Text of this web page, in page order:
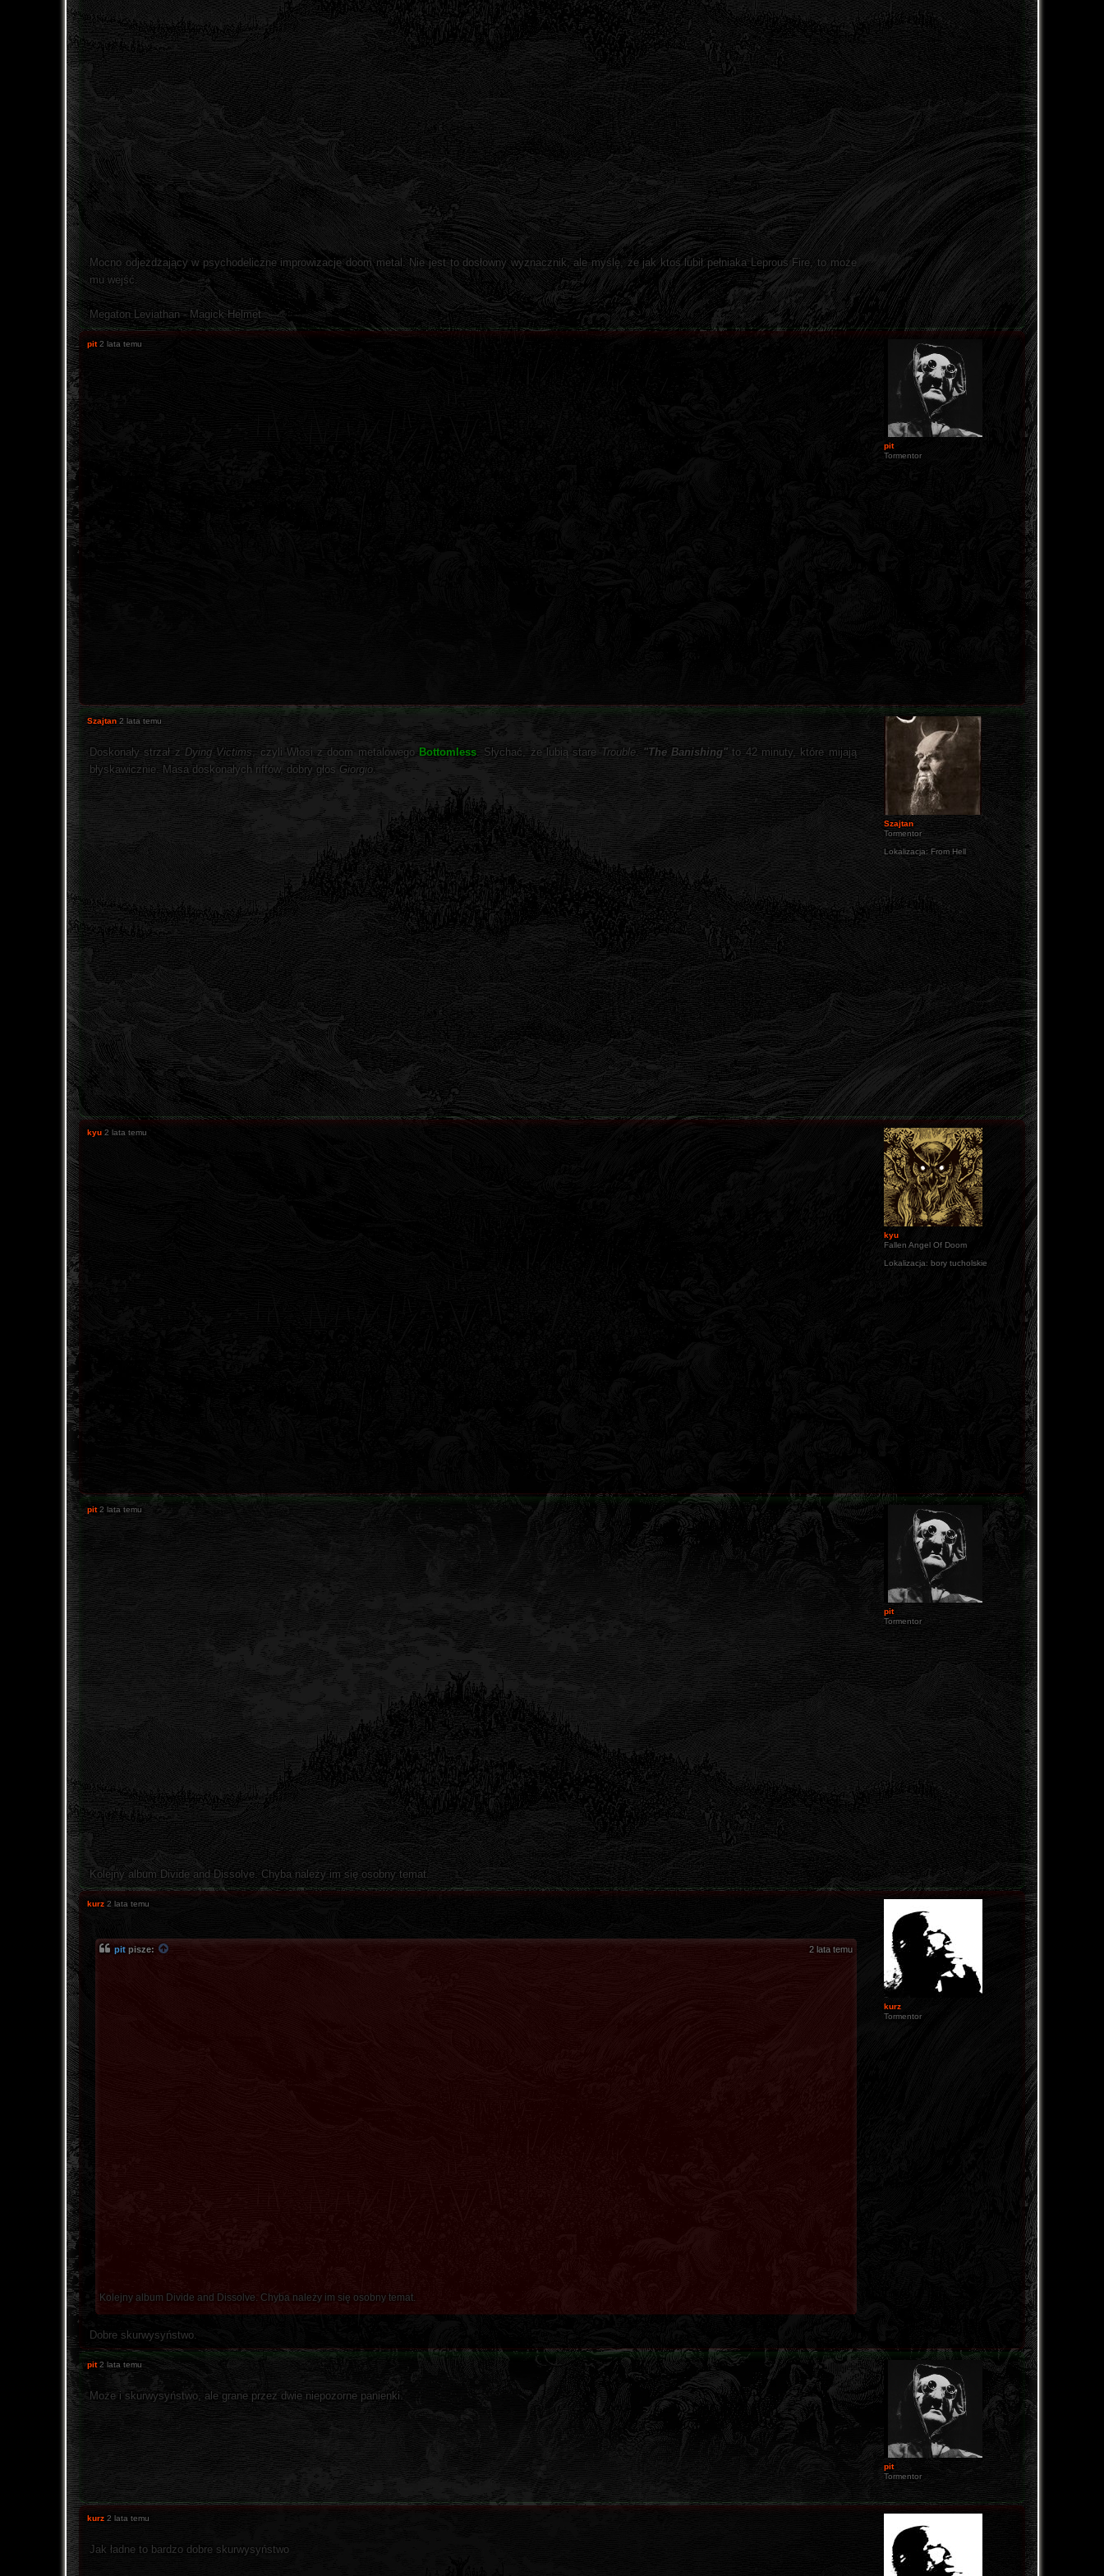
Mocno odjeżdżający w psychodeliczne improwizacje doom metal. Nie jest to dosłowny wyznacznik, ale myślę, że jak ktoś lubił pełniaka Leprous Fire, to może
mu wejść.
Megaton Leviathan - Magick Helmet
pit
Tormentor
pit 2 lata temu
Szajtan
Tormentor
Lokalizacja: From Hell
Szajtan 2 lata temu
Doskonały strzał z Dying Victims, czyli Włosi z doom metalowego Bottomless. Słychać, że lubią stare Trouble."The Banishing" to 42 minuty, które mijają
błyskawicznie. Masa doskonałych riffów, dobry głos Giorgio.
kyu
Fallen Angel Of Doom
Lokalizacja: bory tucholskie
kyu 2 lata temu
pit
Tormentor
pit 2 lata temu
Kolejny album Divide and Dissolve. Chyba należy im się osobny temat.
kurz
Tormentor
kurz 2 lata temu
pit pisze: 2 lata temu
Kolejny album Divide and Dissolve. Chyba należy im się osobny temat.
Dobre skurwysyństwo.
pit
Tormentor
pit 2 lata temu
Może i skurwysyństwo, ale grane przez dwie niepozorne panienki.
kurz 2 lata temu
Jak ładne to bardzo dobre skurwysyństwo